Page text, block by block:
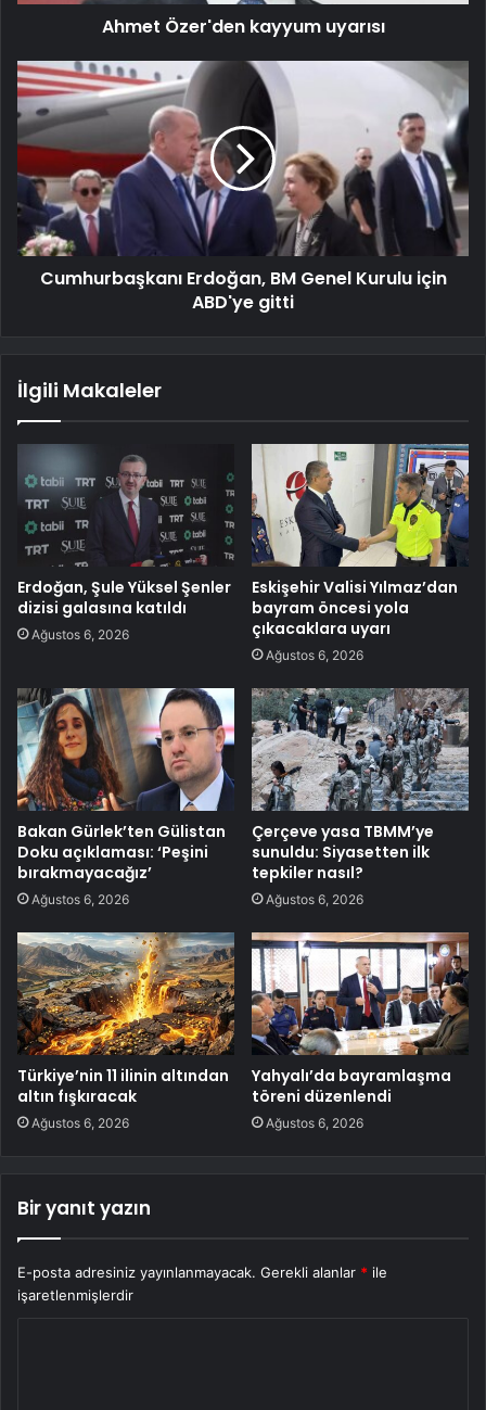
Ahmet Özer'den kayyum uyarısı
Cumhurbaşkanı Erdoğan, BM Genel Kurulu için
ABD'ye gitti
İlgili Makaleler
Erdoğan, Şule Yüksel Şenler
dizisi galasına katıldı
Ağustos 6, 2026
Eskişehir Valisi Yılmaz’dan
bayram öncesi yola
çıkacaklara uyarı
Ağustos 6, 2026
Bakan Gürlek’ten Gülistan
Doku açıklaması: ‘Peşini
bırakmayacağız’
Ağustos 6, 2026
Çerçeve yasa TBMM’ye
sunuldu: Siyasetten ilk
tepkiler nasıl?
Ağustos 6, 2026
Türkiye’nin 11 ilinin altından
altın fışkıracak
Ağustos 6, 2026
Yahyalı’da bayramlaşma
töreni düzenlendi
Ağustos 6, 2026
Bir yanıt yazın
E-posta adresiniz yayınlanmayacak. Gerekli alanlar * ile
işaretlenmişlerdir